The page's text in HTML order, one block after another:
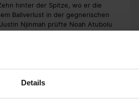
Details
hinter der Spitze, wo er die
Ballverlust in der gegnerischen
Njinmah prüfte Noah Atubolu
Seite lief der Ball, Patrick
und deshalb nicht mehr genug
wurden zunächst nicht mit
zugunsten des SC änderte.